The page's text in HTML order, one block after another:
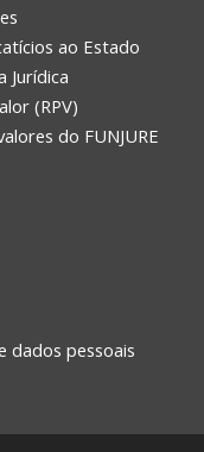
ao Estado
Jurídica
(RPV)
do FUNJURE
dados pessoais